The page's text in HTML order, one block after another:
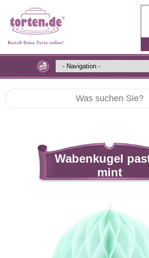
Wabenkugel
mint